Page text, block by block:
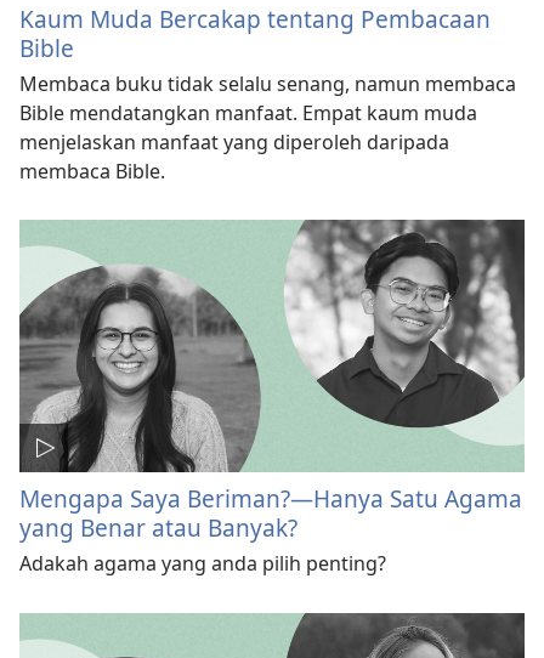
Kaum Muda Bercakap tentang Pembacaan
Bible
Membaca buku tidak selalu senang, namun membaca
Bible mendatangkan manfaat. Empat kaum muda
menjelaskan manfaat yang diperoleh daripada
membaca Bible.
Mengapa Saya Beriman?—Hanya Satu Agama
yang Benar atau Banyak?
Adakah agama yang anda pilih penting?